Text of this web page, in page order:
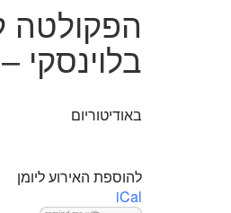
הפקולטה
בלוינסקי
באודיטוריום
להוספת האירוע ליומן
iCal